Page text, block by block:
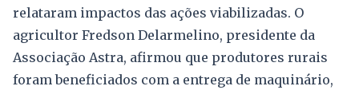
relataram impactos das ações viabilizadas. O
agricultor Fredson Delarmelino, presidente da
Associação Astra, afirmou que produtores rurais
foram beneficiados com a entrega de maquinário,